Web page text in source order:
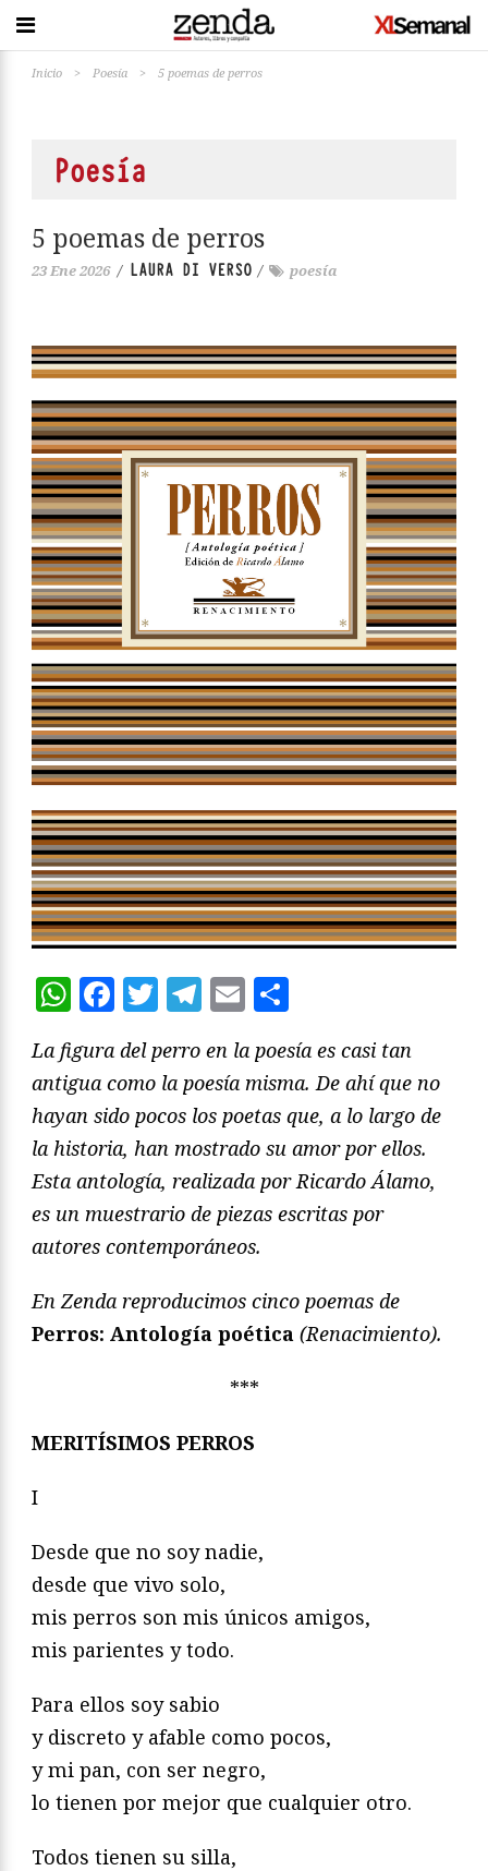
Inicio > Poesía > 5 poemas de perros
Poesía
5 poemas de perros
23 Ene 2026 / LAURA DI VERSO / poesía
WhatsApp
Facebook
Twitter
Telegram
Email
La figura del perro en la poesía es casi tan
antigua como la poesía misma. De ahí que no
hayan sido pocos los poetas que, a lo largo de
la historia, han mostrado su amor por ellos.
Esta antología, realizada por Ricardo Álamo,
es un muestrario de piezas escritas por
autores contemporáneos.
En Zenda reproducimos cinco poemas de
Perros: Antología poética (Renacimiento).
***
MERITÍSIMOS PERROS
I
Desde que no soy nadie,
desde que vivo solo,
mis perros son mis únicos amigos,
mis parientes y todo.
Para ellos soy sabio
y discreto y afable como pocos,
y mi pan, con ser negro,
lo tienen por mejor que cualquier otro.
Todos tienen su silla,